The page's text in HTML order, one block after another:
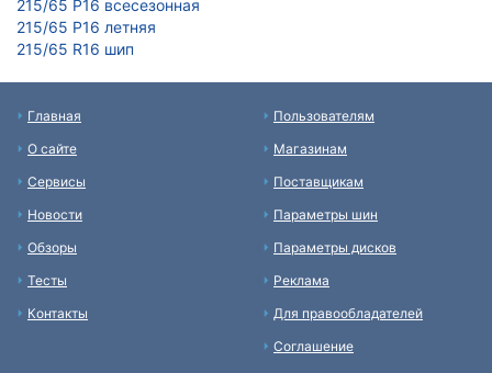
215/65 Р16 всесезонная
215/65 Р16 летняя
215/65 R16 шип
Главная
О сайте
Сервисы
Новости
Обзоры
Тесты
Контакты
Пользователям
Магазинам
Поставщикам
Параметры шин
Параметры дисков
Реклама
Для правообладателей
Соглашение